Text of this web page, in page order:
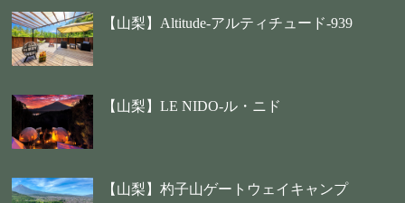
【山梨】Altitude-アルティチュード-939
【山梨】LE NIDO-ル・ニド
【山梨】杓子山ゲートウェイキャンプ